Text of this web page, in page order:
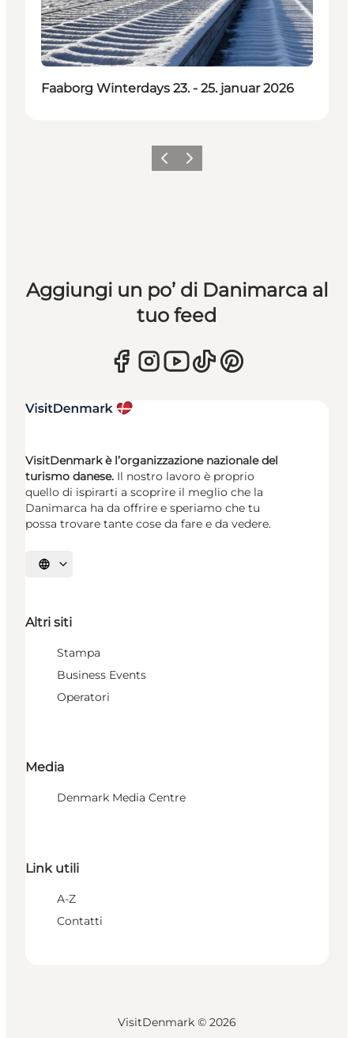
Faaborg Winterdays 23. - 25. januar 2026
Precedente
Avanti
Aggiungi un po’ di Danimarca al
tuo feed
VisitDenmark è l’organizzazione nazionale del
turismo danese. Il nostro lavoro è proprio
quello di ispirarti a scoprire il meglio che la
Danimarca ha da offrire e speriamo che tu
possa trovare tante cose da fare e da vedere.
Seleziona la lingua
Altri siti
Stampa
Business Events
Operatori
Media
Denmark Media Centre
Link utili
A-Z
Contatti
VisitDenmark © 2026